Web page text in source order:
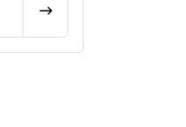
CALCULAR FRETE